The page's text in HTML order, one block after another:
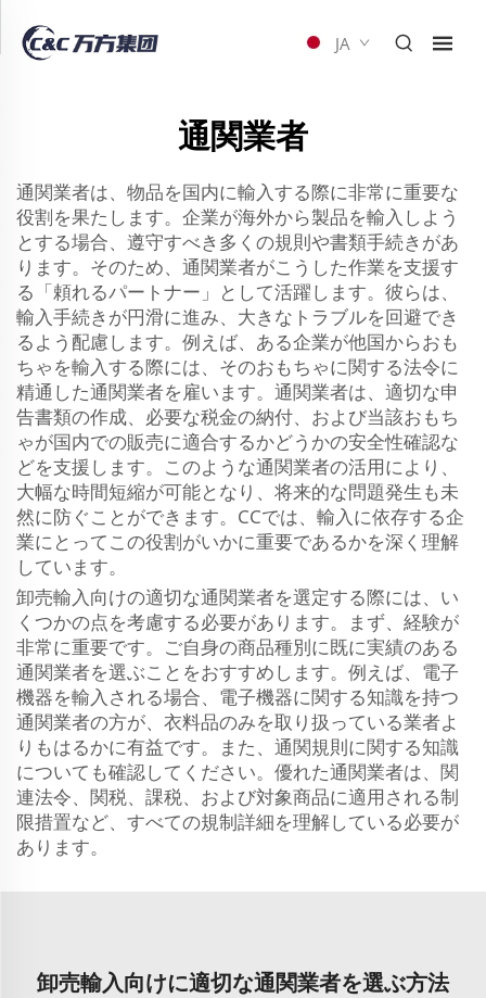
JA
通関業者
通関業者は、物品を国内に輸入する際に非常に重要な
役割を果たします。企業が海外から製品を輸入しよう
とする場合、遵守すべき多くの規則や書類手続きがあ
ります。そのため、通関業者がこうした作業を支援す
る「頼れるパートナー」として活躍します。彼らは、
輸入手続きが円滑に進み、大きなトラブルを回避でき
るよう配慮します。例えば、ある企業が他国からおも
ちゃを輸入する際には、そのおもちゃに関する法令に
精通した通関業者を雇います。通関業者は、適切な申
告書類の作成、必要な税金の納付、および当該おもち
ゃが国内での販売に適合するかどうかの安全性確認な
どを支援します。このような通関業者の活用により、
大幅な時間短縮が可能となり、将来的な問題発生も未
然に防ぐことができます。CCでは、輸入に依存する企
業にとってこの役割がいかに重要であるかを深く理解
しています。
卸売輸入向けの適切な通関業者を選定する際には、い
くつかの点を考慮する必要があります。まず、経験が
非常に重要です。ご自身の商品種別に既に実績のある
通関業者を選ぶことをおすすめします。例えば、電子
機器を輸入される場合、電子機器に関する知識を持つ
通関業者の方が、衣料品のみを取り扱っている業者よ
りもはるかに有益です。また、通関規則に関する知識
についても確認してください。優れた通関業者は、関
連法令、関税、課税、および対象商品に適用される制
限措置など、すべての規制詳細を理解している必要が
あります。
卸売輸入向けに適切な通関業者を選ぶ方法